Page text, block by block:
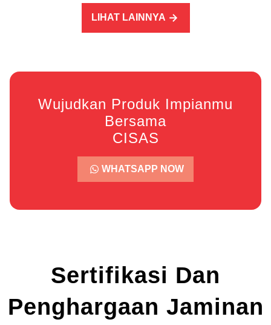
LIHAT LAINNYA
Wujudkan Produk Impianmu
Bersama
CISAS
WHATSAPP NOW
Sertifikasi Dan
Penghargaan Jaminan